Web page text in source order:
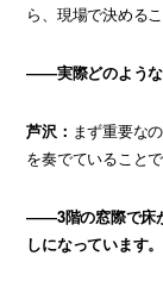
ら、現場で決める
――実際どのような
芦沢： まず重要な
を奏でていること
――3階の窓際で床
しになっています